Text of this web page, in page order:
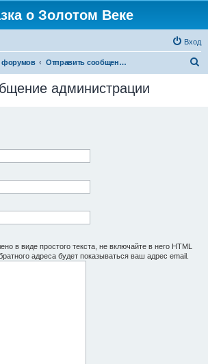
о Золотом Веке
Вход
форумов Отправить сообщение администрации
администрации
в виде простого текста, не включайте в него HTML
адреса будет показываться ваш адрес email.